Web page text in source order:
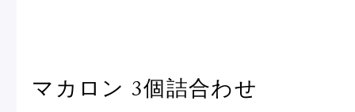
マカロン 3個詰合わせ